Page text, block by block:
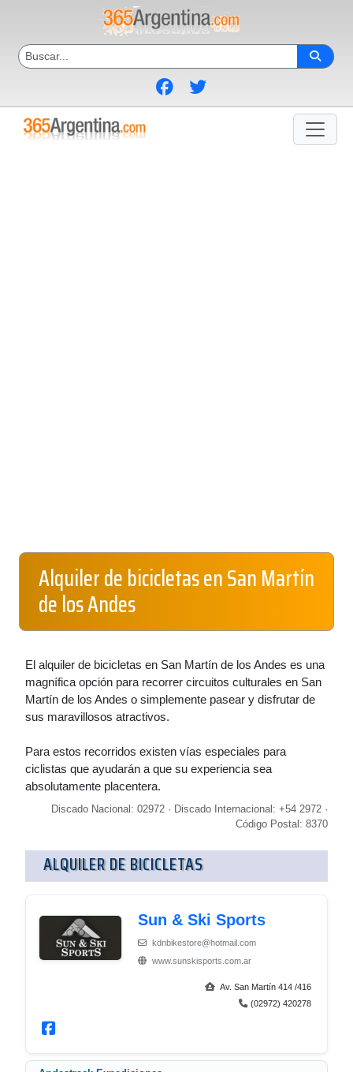
Alquiler de bicicletas en San Martín
de los Andes
El alquiler de bicicletas en San Martín de los Andes es una
magnífica opción para recorrer circuitos culturales en San
Martín de los Andes o simplemente pasear y disfrutar de
sus maravillosos atractivos.
Para estos recorridos existen vías especiales para
ciclistas que ayudarán a que su experiencia sea
absolutamente placentera.
Discado Nacional: 02972 · Discado Internacional: +54 2972 ·
Código Postal: 8370
ALQUILER DE BICICLETAS
Sun & Ski Sports
kdnbikestore@hotmail.com
www.sunskisports.com.ar
Av. San Martín 414 /416
(02972) 420278